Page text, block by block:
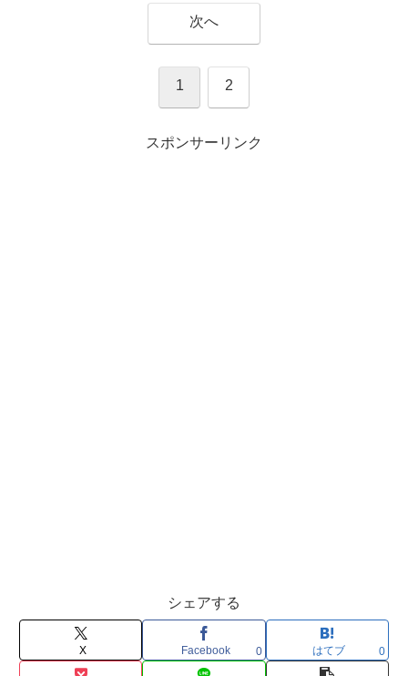
次へ
1 2
スポンサーリンク
シェアする
X Facebook 0 はてブ 0